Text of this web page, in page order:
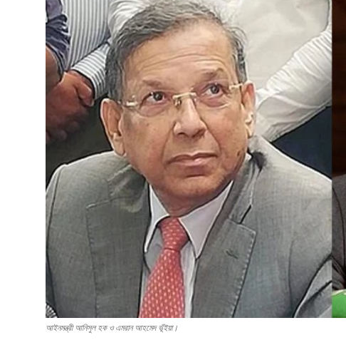
আন্তর্জাতিক
আইনমন্ত্রী আনিসুল হক ও এমরান আহমেদ ভূঁইয়া।